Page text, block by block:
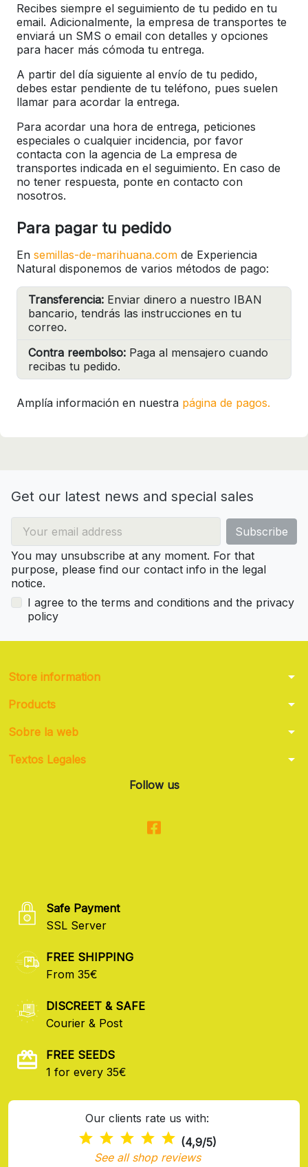
Recibes siempre el seguimiento de tu pedido en tu
email. Adicionalmente, la empresa de transportes te
enviará un SMS o email con detalles y opciones
para hacer más cómoda tu entrega.
A partir del día siguiente al envío de tu pedido,
debes estar pendiente de tu teléfono, pues suelen
llamar para acordar la entrega.
Para acordar una hora de entrega, peticiones
especiales o cualquier incidencia, por favor
contacta con la agencia de La empresa de
transportes indicada en el seguimiento. En caso de
no tener respuesta, ponte en contacto con
nosotros.
Para pagar tu pedido
En semillas-de-marihuana.com de Experiencia
Natural disponemos de varios métodos de pago:
Transferencia: Enviar dinero a nuestro IBAN
bancario, tendrás las instrucciones en tu
correo.
Contra reembolso: Paga al mensajero cuando
recibas tu pedido.
Amplía información en nuestra página de pagos.
Get our latest news and special sales
You may unsubscribe at any moment. For that
purpose, please find our contact info in the legal
notice.
I agree to the terms and conditions and the privacy
policy
Store information arrow_drop_down
Products arrow_drop_down
Sobre la web arrow_drop_down
Textos Legales arrow_drop_down
Follow us
Safe Payment
SSL Server
FREE SHIPPING
From 35€
DISCREET & SAFE
Courier & Post
FREE SEEDS
1 for every 35€
Our clients rate us with:
(4,9/5)
See all shop reviews